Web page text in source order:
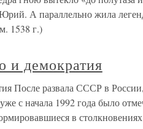
А параллельно жила
1538 г.)
и демократия
После развала СССР в
с начала 1992 года было
в